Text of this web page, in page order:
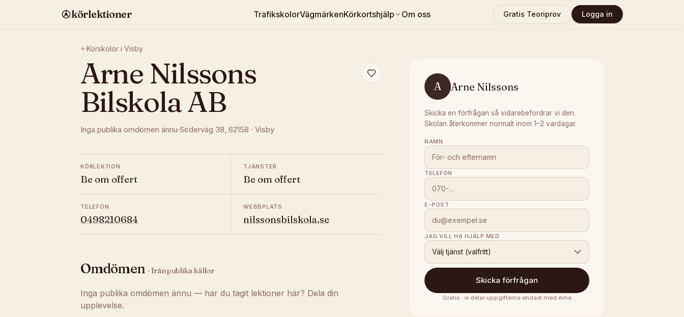
körlektioner TrafikskolorVägmärkenKörkortshjälp Om oss Gratis Teoriprov Logga in
Körskolor i Visby
Arne Nilssons
Bilskola AB
Inga publika omdömen ännu Söderväg 38, 62158 · Visby
KÖRLEKTION
Be om offert
TJÄNSTER
Be om offert
TELEFON
0498210684
WEBBPLATS
nilssonsbilskola.se
Omdömen · från publika källor
Inga publika omdömen ännu — har du tagit lektioner här? Dela din
upplevelse.
A Arne Nilssons
Skicka en förfrågan så vidarebefordrar vi den.
Skolan återkommer normalt inom 1–2 vardagar.
NAMN
TELEFON
E-POST
JAG VILL HA HJÄLP MED
Välj tjänst (valfritt)
Skicka förfrågan
Gratis · vi delar uppgifterna endast med Arne